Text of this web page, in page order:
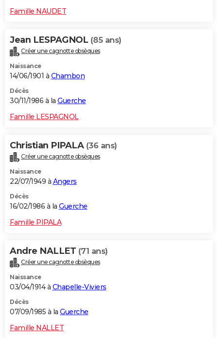
Famille NAUDET
Jean LESPAGNOL (85 ans)
Créer une cagnotte obsèques
Naissance
14/06/1901 à Chambon
Décès
30/11/1986 à la Guerche
Famille LESPAGNOL
Christian PIPALA (36 ans)
Créer une cagnotte obsèques
Naissance
22/07/1949 à Angers
Décès
16/02/1986 à la Guerche
Famille PIPALA
Andre NALLET (71 ans)
Créer une cagnotte obsèques
Naissance
03/04/1914 à Chapelle-Viviers
Décès
07/09/1985 à la Guerche
Famille NALLET